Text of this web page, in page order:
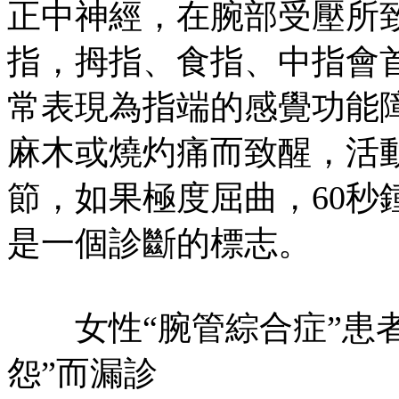
正中神經，在腕部受壓所
指，拇指、食指、中指會
常表現為指端的感覺功能
麻木或燒灼痛而致醒，活
節，如果極度屈曲，60秒
是一個診斷的標志。
女性“腕管綜合症”患
怨”而漏診